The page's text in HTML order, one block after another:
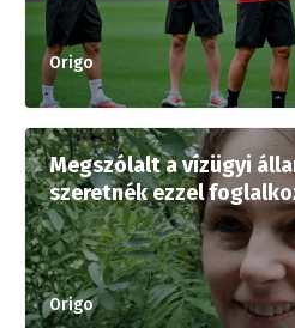
Origo
Megszólalt a vízügyi
szeretnék ezzel
Origo